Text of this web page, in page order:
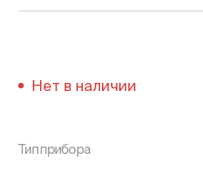
Нет в наличии
Тип прибора